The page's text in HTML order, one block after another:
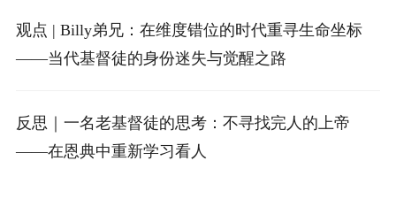
观点 | Billy弟兄：在维度错位的时代重寻生命坐标
——当代基督徒的身份迷失与觉醒之路
反思｜一名老基督徒的思考：不寻找完人的上帝
——在恩典中重新学习看人